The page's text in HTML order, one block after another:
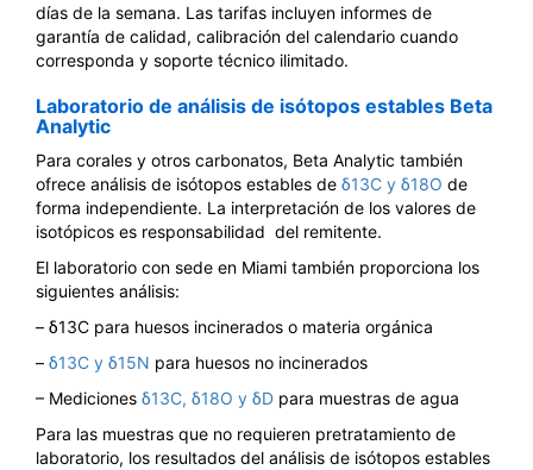
días de la semana. Las tarifas incluyen informes de
garantía de calidad, calibración del calendario cuando
corresponda y soporte técnico ilimitado.
Laboratorio de análisis de isótopos estables Beta
Analytic
Para corales y otros carbonatos, Beta Analytic también
ofrece análisis de isótopos estables de δ13C y δ18O de
forma independiente. La interpretación de los valores de
isotópicos es responsabilidad del remitente.
El laboratorio con sede en Miami también proporciona los
siguientes análisis:
– δ13C para huesos incinerados o materia orgánica
– δ13C y δ15N para huesos no incinerados
– Mediciones δ13C, δ18O y δD para muestras de agua
Para las muestras que no requieren pretratamiento de
laboratorio, los resultados del análisis de isótopos estables